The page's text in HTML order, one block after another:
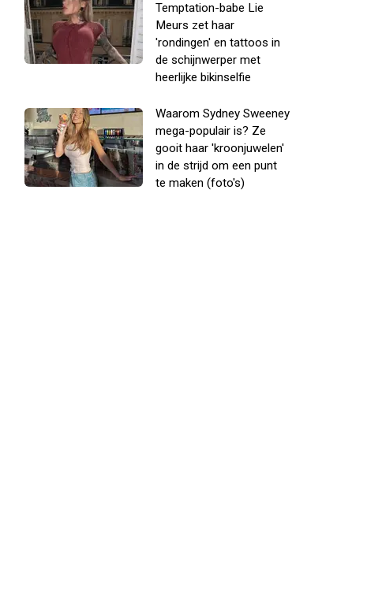
Temptation-babe Lie
Meurs zet haar
'rondingen' en tattoos in
de schijnwerper met
heerlijke bikinselfie
Waarom Sydney Sweeney
mega-populair is? Ze
gooit haar 'kroonjuwelen'
in de strijd om een punt
te maken (foto's)